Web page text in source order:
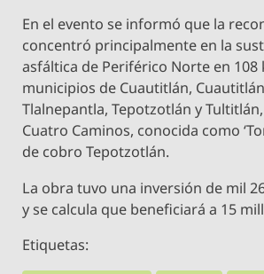
En el evento se informó que la
concentró principalmente en la
asfáltica de Periférico Norte en
municipios de Cuautitlán,
Tlalnepantla, Tepotzotlán y
Cuatro Caminos, conocida como
de cobro Tepotzotlán.
La obra tuvo una inversión de mil
y se calcula que beneficiará a 15
Etiquetas: